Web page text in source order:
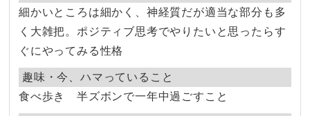
細かいところは細かく、神経質だが適当な部分も多
く大雑把。ポジティブ思考でやりたいと思ったらす
ぐにやってみる性格
趣味・今、ハマっていること
食べ歩き 半ズボンで一年中過ごすこと